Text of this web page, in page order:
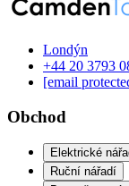
Londýn
‪+44 20 3793
[email
Obchod
Elektrické
Ruční nářadí